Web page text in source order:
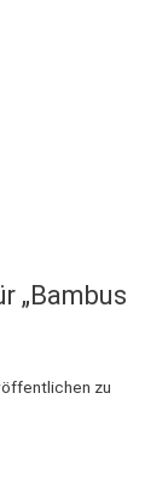
„Bambus
zu